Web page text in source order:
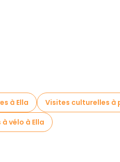
à Ella
Visites culturelles à
à vélo à Ella